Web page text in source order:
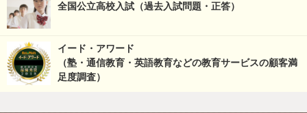
全国公立高校入試（過去入試問題・正答）
イード・アワード
（塾・通信教育・英語教育などの教育サービスの顧客満
足度調査）